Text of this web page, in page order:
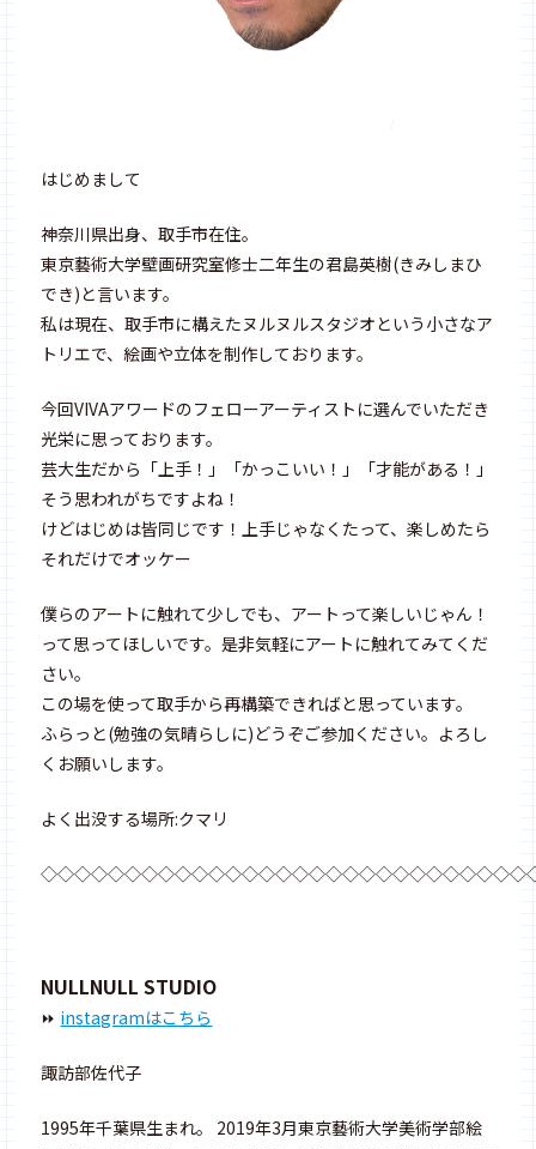
はじめまして
神奈川県出身、取手市在住。
東京藝術大学壁画研究室修士二年生の君島英樹(きみしまひ
でき)と言います。
私は現在、取手市に構えたヌルヌルスタジオという小さなア
トリエで、絵画や立体を制作しております。
今回VIVAアワードのフェローアーティストに選んでいただき
光栄に思っております。
芸大生だから「上手！」「かっこいい！」「才能がある！」
そう思われがちですよね！
けどはじめは皆同じです！上手じゃなくたって、楽しめたら
それだけでオッケー
僕らのアートに触れて少しでも、アートって楽しいじゃん！
って思ってほしいです。是非気軽にアートに触れてみてくだ
さい。
この場を使って取手から再構築できればと思っています。
ふらっと(勉強の気晴らしに)どうぞご参加ください。よろし
くお願いします。
よく出没する場所:クマリ
NULLNULL STUDIO
⏩ instagramはこちら
諏訪部佐代子
1995年千葉県生まれ。 2019年3月東京藝術大学美術学部絵